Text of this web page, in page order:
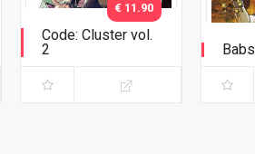
Code: Cluster vol.
2
€ 11.90
Babs